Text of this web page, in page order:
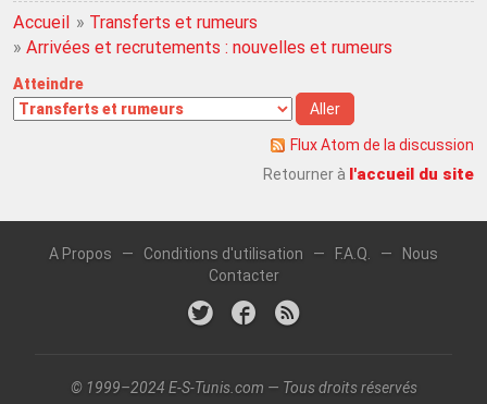
Accueil » Transferts et rumeurs
» Arrivées et recrutements : nouvelles et rumeurs
Atteindre
Flux Atom de la discussion
Retourner à l'accueil du site
A Propos — Conditions d'utilisation — F.A.Q. —
Nous
Contacter
© 1999–2024 E-S-Tunis.com — Tous droits réservés